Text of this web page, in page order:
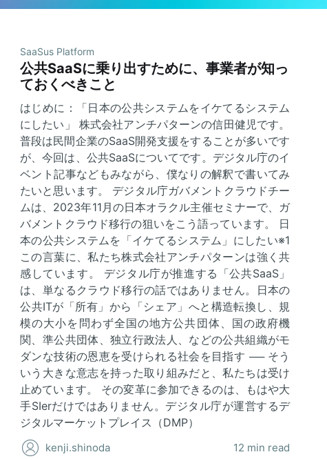
SaaSus Platform
公共SaaSに乗り出すために、事業者が知っ
ておくべきこと
はじめに：「日本の公共システムをイケてるシステム
にしたい」 株式会社アンチパターンの信田健児です。
普段は民間企業のSaaS開発支援をすることが多いです
が、今回は、公共SaaSについてです。デジタル庁のイ
ベント記事などもみながら、僕なりの解釈で書いてみ
たいと思います。 デジタル庁ガバメントクラウドチー
ムは、2023年11月の日本オラクル主催セミナーで、ガ
バメントクラウド移行の狙いをこう語っています。 日
本の公共システムを「イケてるシステム」にしたい※1
この言葉に、私たち株式会社アンチパターンは強く共
感しています。 デジタル庁が推進する「公共SaaS」
は、単なるクラウド移行の話ではありません。日本の
公共ITが「所有」から「シェア」へと構造転換し、規
模の大小を問わず全国の地方公共団体、国の政府機
関、準公共団体、独立行政法人、などの公共組織がモ
ダンな技術の恩恵を受けられる社会を目指す ── そう
いう大きな意志を持った取り組みだと、私たちは受け
止めています。 その変革に参加できるのは、もはや大
手SIerだけではありません。デジタル庁が運営するデ
ジタルマーケットプレイス（DMP）
kenji.shinoda 12 min read